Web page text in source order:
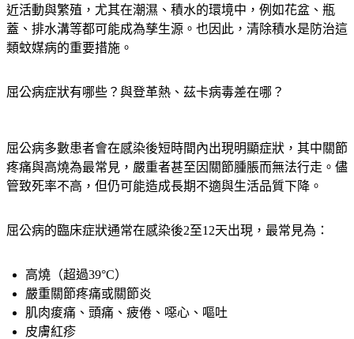
近活動與繁殖，尤其在潮濕、積水的環境中，例如花盆、瓶
蓋、排水溝等都可能成為孳生源。也因此，清除積水是防治這
類蚊媒病的重要措施。
屈公病症狀有哪些？與登革熱、茲卡病毒差在哪？
屈公病多數患者會在感染後短時間內出現明顯症狀，其中關節
疼痛與高燒為最常見，嚴重者甚至因關節腫脹而無法行走。儘
管致死率不高，但仍可能造成長期不適與生活品質下降。
屈公病的臨床症狀通常在感染後2至12天出現，最常見為：
高燒（超過39°C）
嚴重關節疼痛或關節炎
肌肉痠痛、頭痛、疲倦、噁心、嘔吐
皮膚紅疹